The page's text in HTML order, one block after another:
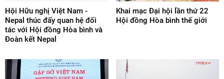
Hội Hữu nghị Việt Nam -
Nepal thúc đấy quan hệ đối
tác với Hội đồng Hòa bình và
Đoàn kết Nepal
Khai mạc Đại hội lần thứ 22
Hội đồng Hòa bình thế giới